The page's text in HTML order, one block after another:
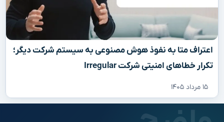
اعتراف متا به نفوذ هوش مصنوعی به سیستم شرکت دیگر؛
تکرار خطاهای امنیتی شرکت Irregular
۱۵ مرداد ۱۴۰۵